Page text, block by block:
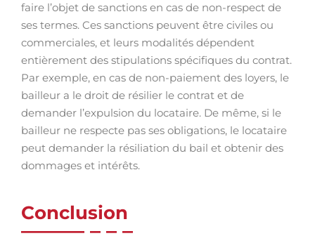
faire l’objet de sanctions en cas de non-respect de
ses termes. Ces sanctions peuvent être civiles ou
commerciales, et leurs modalités dépendent
entièrement des stipulations spécifiques du contrat.
Par exemple, en cas de non-paiement des loyers, le
bailleur a le droit de résilier le contrat et de
demander l’expulsion du locataire. De même, si le
bailleur ne respecte pas ses obligations, le locataire
peut demander la résiliation du bail et obtenir des
dommages et intérêts.
Conclusion